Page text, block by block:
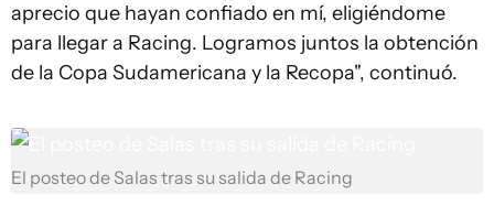
aprecio que hayan confiado en mí, eligiéndome
para llegar a Racing. Logramos juntos la obtención
de la Copa Sudamericana y la Recopa", continuó.
El posteo de Salas tras su salida de Racing